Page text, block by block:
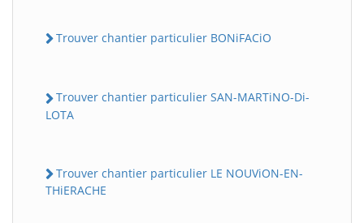
Trouver chantier particulier BONiFACiO
Trouver chantier particulier SAN-MARTiNO-Di-
LOTA
Trouver chantier particulier LE NOUViON-EN-
THiERACHE